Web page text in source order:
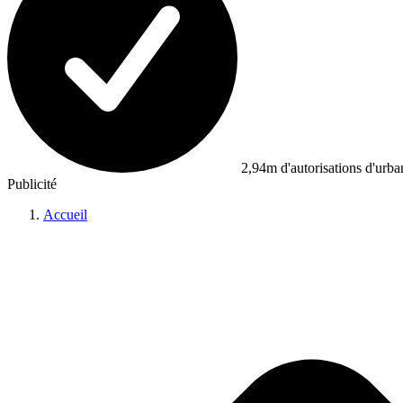
2,94m d'autorisations
Publicité
Accueil